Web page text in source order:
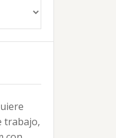
trabajo,